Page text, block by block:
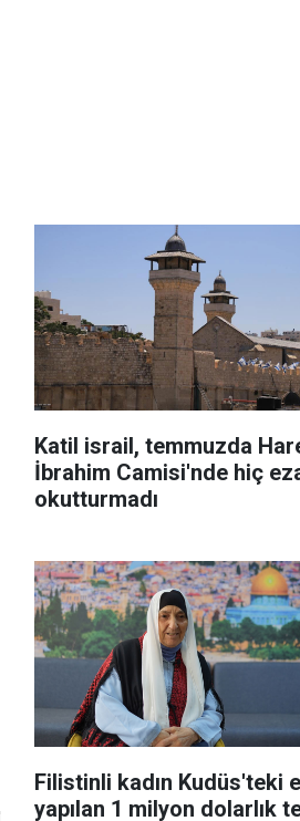
Katil israil, temmuzda
İbrahim Camisi'nde hiç
okutturmadı
Filistinli kadın Kudüs'teki
yapılan 1 milyon dolarlık